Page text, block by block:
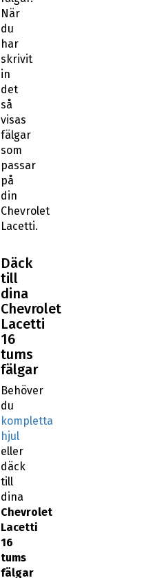
När
du
har
skrivit
in
det
så
visas
fälgar
som
passar
på
din
Chevrolet
Lacetti.
Däck
till
dina
Chevrolet
Lacetti
16
tums
fälgar
Behöver
du
kompletta
hjul
eller
däck
till
dina
Chevrolet
Lacetti
16
tums
fälgar